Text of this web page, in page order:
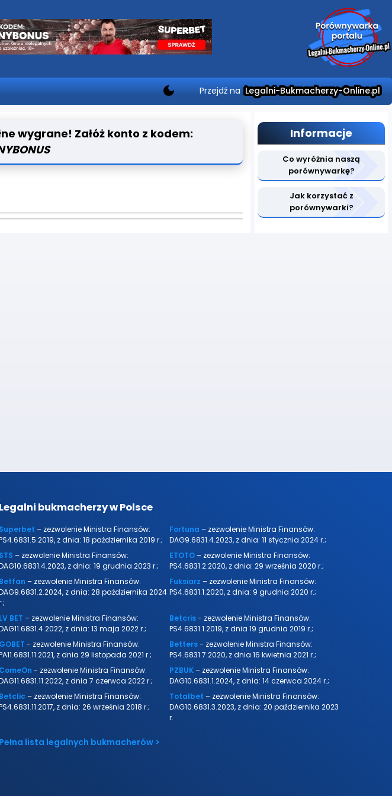
Przejdź na Legalni-Bukmacherzy-Online.pl
wygrane! Załóż konto z kodem:
Informacje
Co wyróżnia naszą
porównywarkę?
Jak korzystać z
porównywarki?
Legalni bukmacherzy w Polsce
Superbet – zezwolenie Ministra Finansów:
z dnia: 18 października 2019 r.;
Fortuna – zezwolenie Ministra Finansów:
DAG9.6831.4.2023, z dnia: 11 stycznia 2024 r.;
STS – zezwolenie Ministra Finansów:
z dnia: 19 grudnia 2023 r.;
ETOTO – zezwolenie Ministra Finansów:
PS4.6831.2.2020, z dnia: 29 września 2020 r.;
Betfan – zezwolenie Ministra Finansów:
z dnia: 28 października 2024
Fuksiarz – zezwolenie Ministra Finansów:
PS4.6831.1.2020, z dnia: 9 grudnia 2020 r.;
LV BET – zezwolenie Ministra Finansów:
z dnia: 13 maja 2022 r.;
Betcris- zezwolenie Ministra Finansów:
PS4.6831.1.2019, z dnia 19 grudnia 2019 r.;
GOBET - zezwolenie Ministra Finansów:
z dnia 29 listopada 2021 r.;
Betters- zezwolenie Ministra Finansów:
PS4.6831.7.2020, z dnia 16 kwietnia 2021 r.;
ComeOn - zezwolenie Ministra Finansów:
z dnia 7 czerwca 2022 r.;
PZBUK – zezwolenie Ministra Finansów:
DAG10.6831.1.2024, z dnia: 14 czerwca 2024 r.;
Betclic – zezwolenie Ministra Finansów:
z dnia: 26 września 2018 r.;
Totalbet – zezwolenie Ministra Finansów:
DAG10.6831.3.2023, z dnia: 20 października 2023
r.
Pełna lista legalnych bukmacherów >